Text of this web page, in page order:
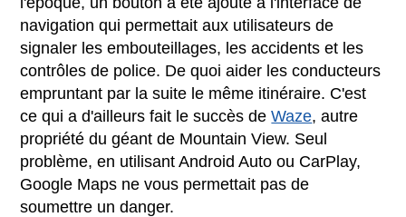
navigation qui permettait aux utilisateurs de
signaler les embouteillages, les accidents et les
contrôles de police. De quoi aider les conducteurs
empruntant par la suite le même itinéraire. C'est
ce qui a d'ailleurs fait le succès deWaze, autre
propriété du géant de Mountain View. Seul
problème, en utilisant Android Auto ou CarPlay,
Google Maps ne vous permettait pas de
soumettre un danger.